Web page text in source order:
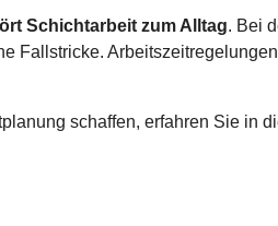
Schichtarbeit zum Alltag. Bei
Fallstricke.
schaffen, erfahren Sie in